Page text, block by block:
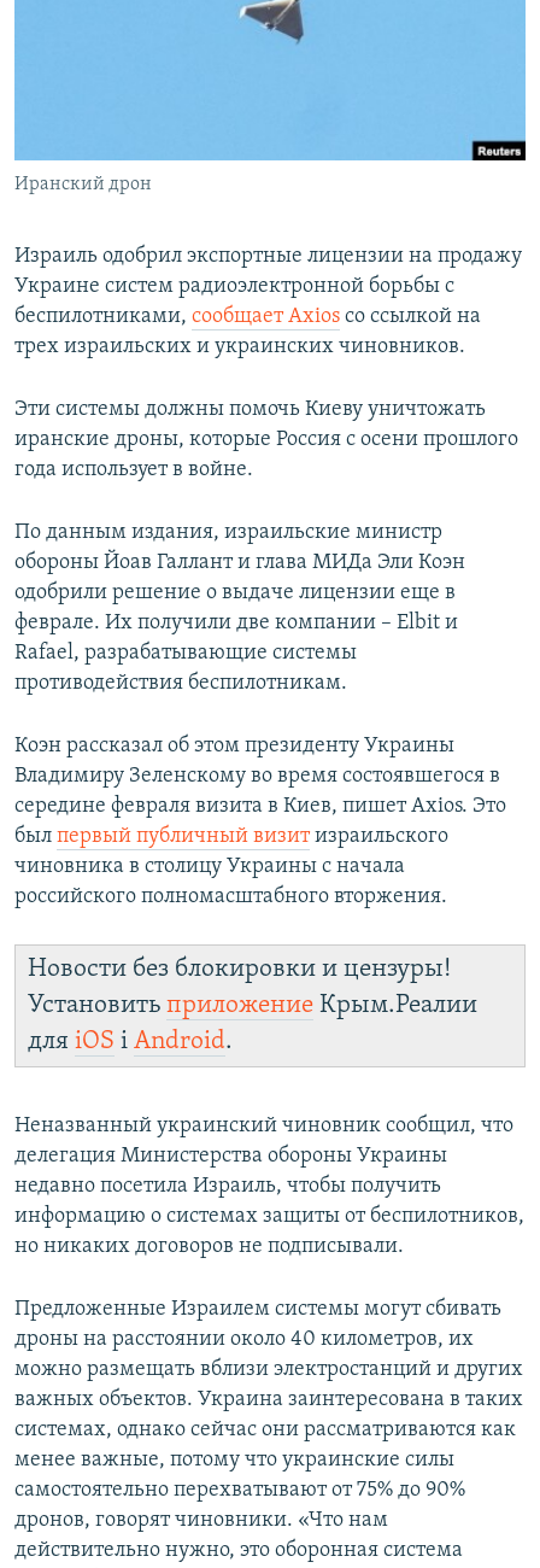
Все сайты RFE/RL
Иранский дрон
Израиль одобрил экспортные лицензии на продажу
Украине систем радиоэлектронной борьбы с
беспилотниками, сообщает Axios со ссылкой на
трех израильских и украинских чиновников.
Эти системы должны помочь Киеву уничтожать
иранские дроны, которые Россия с осени прошлого
года использует в войне.
По данным издания, израильские министр
обороны Йоав Галлант и глава МИДа Эли Коэн
одобрили решение о выдаче лицензии еще в
феврале. Их получили две компании – Elbit и
Rafael, разрабатывающие системы
противодействия беспилотникам.
Коэн рассказал об этом президенту Украины
Владимиру Зеленскому во время состоявшегося в
середине февраля визита в Киев, пишет Axios. Это
был первый публичный визитизраильского
чиновника в столицу Украины с начала
российского полномасштабного вторжения.
Новости без блокировки и цензуры!
Установить приложение Крым.Реалии
для iOS і Android.
Неназванный украинский чиновник сообщил, что
делегация Министерства обороны Украины
недавно посетила Израиль, чтобы получить
информацию о системах защиты от беспилотников,
но никаких договоров не подписывали.
Предложенные Израилем системы могут сбивать
дроны на расстоянии около 40 километров, их
можно размещать вблизи электростанций и других
важных объектов. Украина заинтересована в таких
системах, однако сейчас они рассматриваются как
менее важные, потому что украинские силы
самостоятельно перехватывают от 75% до 90%
дронов, говорят чиновники. «Что нам
действительно нужно, это оборонная система